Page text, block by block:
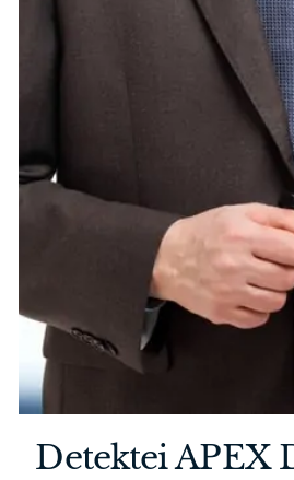
Detektei APEX